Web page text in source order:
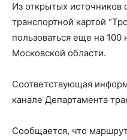
Из открытых источников
транспортной картой
пользоваться еще на
Московской области.
Соответствующая
канале Департамента
Сообщается, что